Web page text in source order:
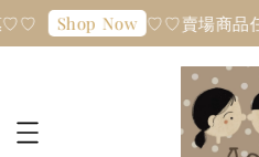
♡♡ Shop Now ♡♡賣場商品